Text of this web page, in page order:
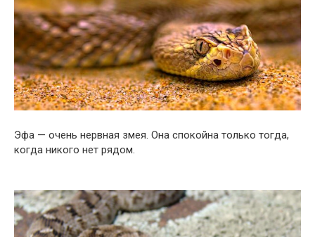
Эфа — очень нервная змея. Она спокойна только тогда,
когда никого нет рядом.